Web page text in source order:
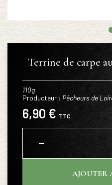
Terrine de carpe
110g
Producteur : Pêcheurs de
6,90 € TTC
−
AJOUTER